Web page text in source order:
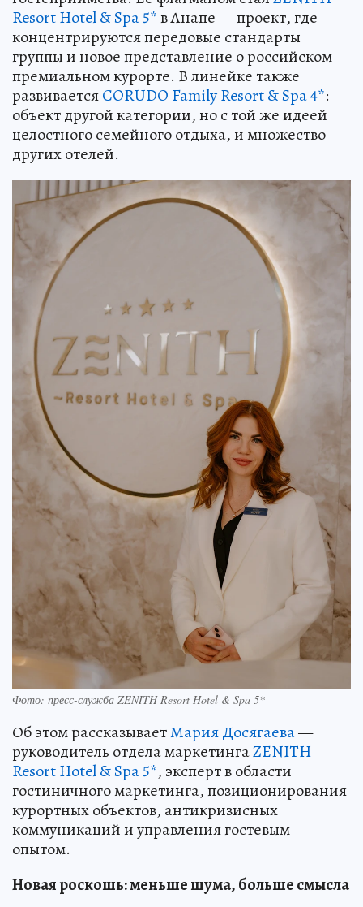
Resort Hotel & Spa 5*в Анапе — проект, где
концентрируются передовые стандарты
группы и новое представление о российском
премиальном курорте. В линейке также
развиваетсяCORUDO Family Resort & Spa 4*:
объект другой категории, но с той же идеей
целостного семейного отдыха, и множество
других отелей.
Фото: пресс-служба ZENITH Resort Hotel & Spa 5*
Об этом рассказываетМария Досягаева—
руководитель отдела маркетингаZENITH
Resort Hotel & Spa 5*, эксперт в области
гостиничного маркетинга, позиционирования
курортных объектов, антикризисных
коммуникаций и управления гостевым
опытом.
Новая роскошь: меньше шума, больше смысла